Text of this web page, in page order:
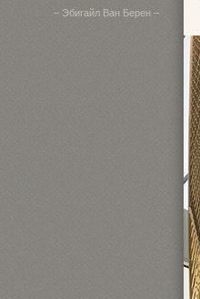
– Эбигайл Ван Берен –